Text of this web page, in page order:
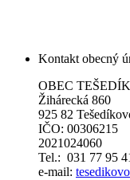
Kontakt obecný
OBEC
Žihárecká 860
925 82
IČO:
2021024060
Tel.: 031 77 95
e-mail: